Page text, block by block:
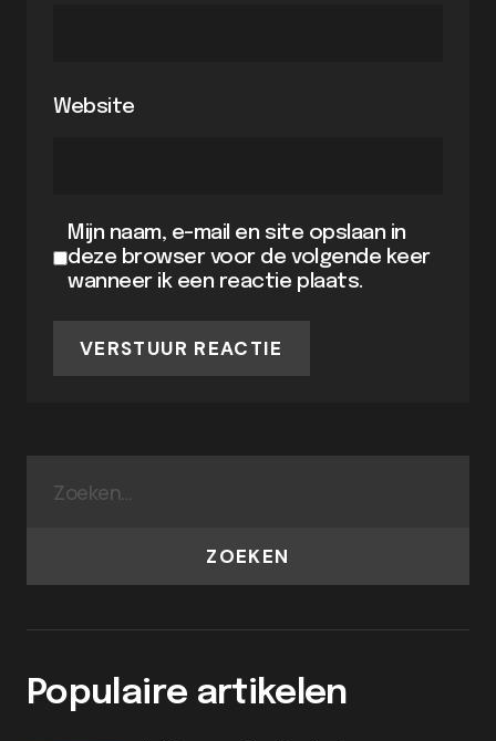
Website
Mijn naam, e-mail en site opslaan in
deze browser voor de volgende keer
wanneer ik een reactie plaats.
VERSTUUR REACTIE
ZOEKEN
Populaire artikelen